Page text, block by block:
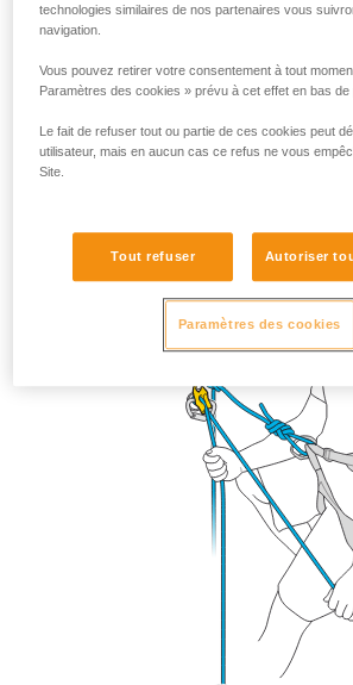
Le leader peut grimper léger avec un
d’assurer le second confortablement.
technologies similaires de nos partenaires vous
navigation.
Vous pouvez retirer votre consentement à tout
Paramètres des cookies » prévu à cet effet en bas de
Le fait de refuser tout ou partie de ces cookies peut
utilisateur, mais en aucun cas ce refus ne vous
Site.
Tout refuser Autoriser
Paramètres des cookies